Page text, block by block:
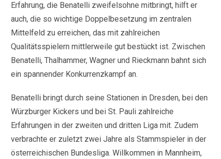
Erfahrung, die Benatelli zweifelsohne mitbringt, hilft er
auch, die so wichtige Doppelbesetzung im zentralen
Mittelfeld zu erreichen, das mit zahlreichen
Qualitätsspielern mittlerweile gut bestückt ist. Zwischen
Benatelli, Thalhammer, Wagner und Rieckmann bahnt sich
ein spannender Konkurrenzkampf an.
Benatelli bringt durch seine Stationen in Dresden, bei den
Würzburger Kickers und bei St. Pauli zahlreiche
Erfahrungen in der zweiten und dritten Liga mit. Zudem
verbrachte er zuletzt zwei Jahre als Stammspieler in der
österreichischen Bundesliga. Willkommen in Mannheim,